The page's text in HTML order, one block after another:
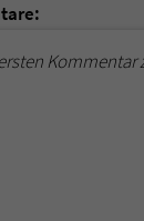
Kommentar